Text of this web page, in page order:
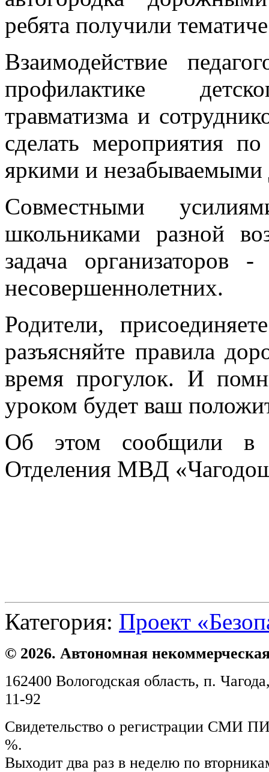
ребята получили
Взаимодействие
профилактике
травматизма и
сделать мероприятия
яркими и незабываемыми
Совместными
школьниками разной
задача
несовершеннолетних.
Родители,
разъясняйте правила
время прогулок. И
уроком будет ваш
Об этом сообщили в
Отделения МВД
Категория: Проект
© 2026. Автономная
162400 Вологодская область, п.
11-92
Свидетельство о регистрации СМИ
%.
Выходит два раз в неделю по